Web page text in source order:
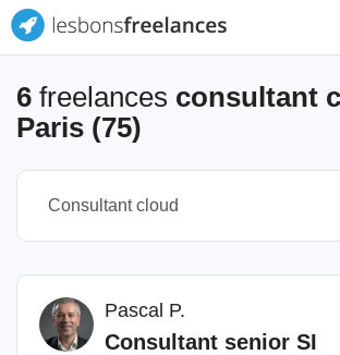
6 freelances consultant
Paris (75)
Pascal P.
Consultant senior SI